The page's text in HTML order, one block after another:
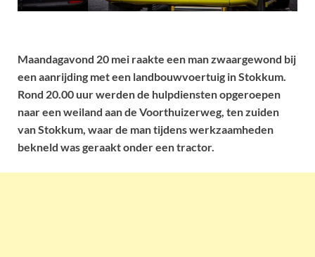
Maandagavond 20 mei raakte een man zwaargewond bij
een aanrijding met een landbouwvoertuig in Stokkum.
Rond 20.00 uur werden de hulpdiensten opgeroepen
naar een weiland aan de Voorthuizerweg, ten zuiden
van Stokkum, waar de man tijdens werkzaamheden
bekneld was geraakt onder een tractor.